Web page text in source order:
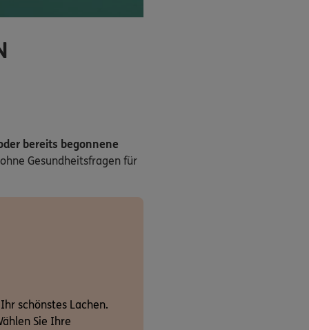
bereits begonnene
Gesundheitsfragen für
schönstes Lachen.
Sie Ihre